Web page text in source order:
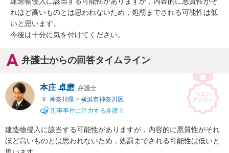
れほど高いものとは思われないため，処罰までされる可能性は低
いと思います。
今後は十分に気を付けてください。
弁護士からの回答タイムライン
本庄 卓磨 弁護士
神奈川県 > 横浜市神奈川区
刑事事件に注力する弁護士
建造物侵入に該当する可能性がありますが，内容的に悪質性がそれ
ほど高いものとは思われないため，処罰までされる可能性は低いと